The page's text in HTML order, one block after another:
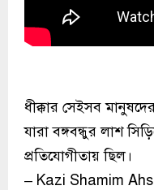
ধীক্কার সেইসব
যারা বঙ্গবন্ধুর লাশ
প্রতিযোগীতায় ছিল।
– Kazi Shamim